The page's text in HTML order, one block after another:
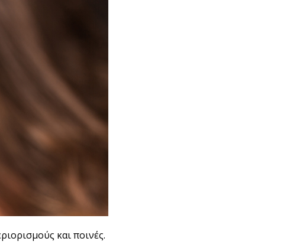
και ποινές.